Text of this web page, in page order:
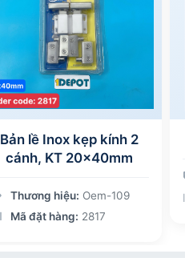
Bản lề Inox kẹp kính 2
cánh, KT 20x40mm
Thương hiệu: Oem-109
Mã đặt hàng: 2817